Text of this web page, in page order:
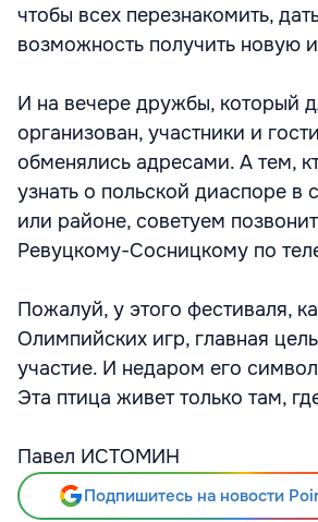
чтобы всех перезнакомить,
возможность получить новую
И на вечере дружбы, который
организован, участники и
обменялись адресами. А тем,
узнать о польской диаспоре в
или районе, советуем
Ревуцкому-Сосницкому по
Пожалуй, у этого фестиваля,
Олимпийских игр, главная
участие. И недаром его
Эта птица живет только там,
Павел ИСТОМИН
Подпишитесь на новости